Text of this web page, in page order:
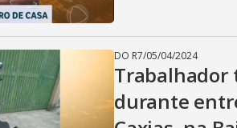
DO R7/05/04/2024
Trabalhador
durante